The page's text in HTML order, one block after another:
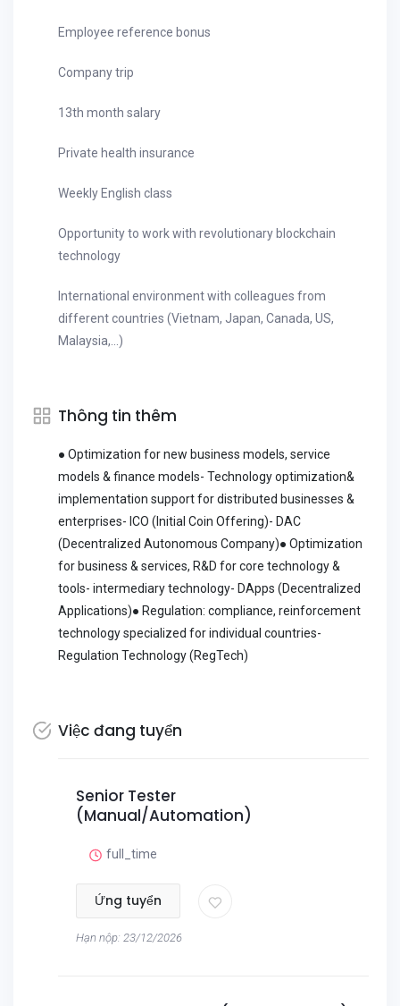
Employee reference bonus
Company trip
13th month salary
Private health insurance
Weekly English class
Opportunity to work with revolutionary blockchain
technology
International environment with colleagues from
different countries (Vietnam, Japan, Canada, US,
Malaysia,...)
Thông tin thêm
● Optimization for new business models, service
models & finance models- Technology optimization&
implementation support for distributed businesses &
enterprises- ICO (Initial Coin Offering)- DAC
(Decentralized Autonomous Company)● Optimization
for business & services, R&D for core technology &
tools- intermediary technology- DApps (Decentralized
Applications)● Regulation: compliance, reinforcement
technology specialized for individual countries-
Regulation Technology (RegTech)
Việc đang tuyển
Senior Tester
(Manual/Automation)
full_time
Ứng tuyển
Hạn nộp: 23/12/2026